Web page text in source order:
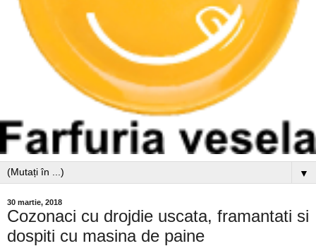
▼
30 martie, 2018
Cozonaci cu drojdie uscata, framantati si
dospiti cu masina de paine